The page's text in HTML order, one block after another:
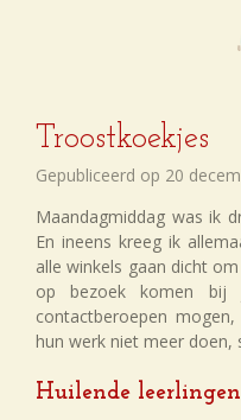
hoofdinhoud
Troostkoekjes
Gepubliceerd op 20
Maandagmiddag was ik
En ineens kreeg ik
alle winkels gaan dicht
op bezoek komen
contactberoepen
hun werk niet meer doen,
Huilende leerlingen